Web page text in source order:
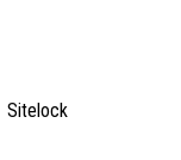
Sitelock